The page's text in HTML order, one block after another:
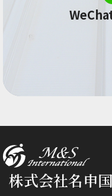
株式会社名申